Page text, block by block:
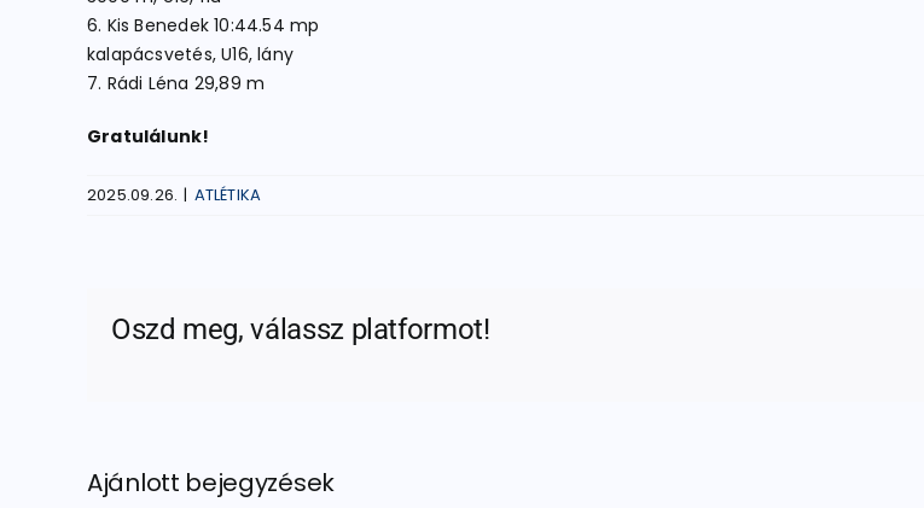
6. Kis Benedek 10:44.54 mp
kalapácsvetés, U16, lány
7. Rádi Léna 29,89 m
Gratulálunk!
2025.09.26. | ATLÉTIKA
Oszd meg, válassz platformot!
Ajánlott bejegyzések